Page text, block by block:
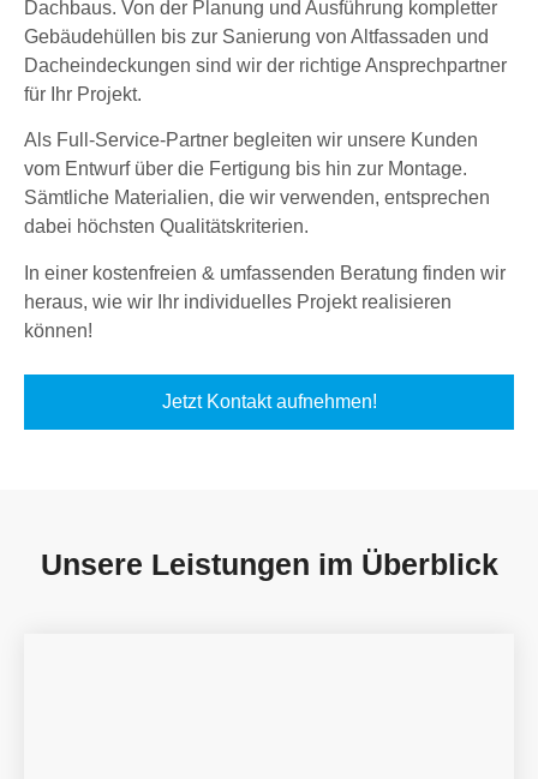
Dachbaus. Von der Planung und Ausführung kompletter
Gebäudehüllen bis zur Sanierung von Altfassaden und
Dacheindeckungen sind wir der richtige Ansprechpartner
für Ihr Projekt.
Als Full-Service-Partner begleiten wir unsere Kunden
vom Entwurf über die Fertigung bis hin zur Montage.
Sämtliche Materialien, die wir verwenden, entsprechen
dabei höchsten Qualitätskriterien.
In einer kostenfreien & umfassenden Beratung finden wir
heraus, wie wir Ihr individuelles Projekt realisieren
können!
Jetzt Kontakt aufnehmen!
Unsere Leistungen im Überblick